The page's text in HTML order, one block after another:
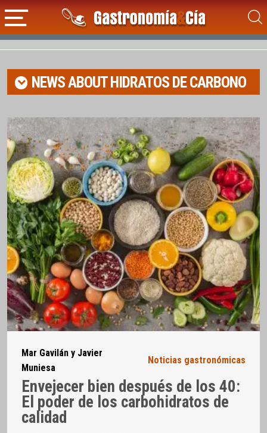
NEWS ABOUTHIDRATOS DE CARBONO
Mar Gavilán y Javier
Muniesa
Noticias gastronómicas
Envejecer bien después de los 40:
El poder de los carbohidratos de
calidad